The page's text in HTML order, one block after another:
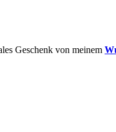
Geschenk von meinem